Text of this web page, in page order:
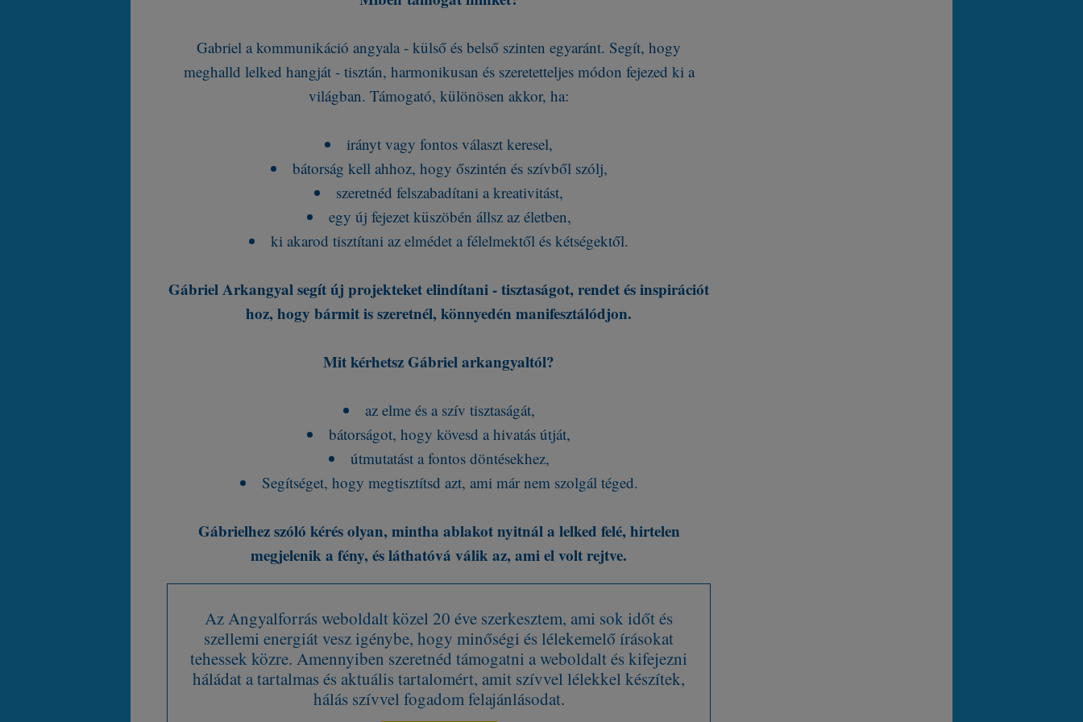
Gabriel a kommunikáció angyala - külső és belső szinten egyaránt. Segít, hogy
meghalld lelked hangját - tisztán, harmonikusan és szeretetteljes módon fejezed ki a
világban. Támogató, különösen akkor, ha:
irányt vagy fontos választ keresel,
bátorság kell ahhoz, hogy őszintén és szívből szólj,
szeretnéd felszabadítani a kreativitást,
egy új fejezet küszöbén állsz az életben,
ki akarod tisztítani az elmédet a félelmektől és kétségektől.
Gábriel Arkangyal segít új projekteket elindítani - tisztaságot, rendet és inspirációt
hoz, hogy bármit is szeretnél, könnyedén manifesztálódjon.
Mit kérhetsz Gábriel arkangyaltól?
az elme és a szív tisztaságát,
bátorságot, hogy kövesd a hivatás útját,
útmutatást a fontos döntésekhez,
Segítséget, hogy megtisztítsd azt, ami már nem szolgál téged.
Gábrielhez szóló kérés olyan, mintha ablakot nyitnál a lelked felé, hirtelen
megjelenik a fény, és láthatóvá válik az, ami el volt rejtve.
Az Angyalforrás weboldalt közel 20 éve szerkesztem, ami sok időt és
szellemi energiát vesz igénybe, hogy minőségi és lélekemelő írásokat
tehessek közre. Amennyiben szeretnéd támogatni a weboldalt és kifejezni
háládat a tartalmas és aktuális tartalomért, amit szívvel lélekkel készítek,
hálás szívvel fogadom felajánlásodat.